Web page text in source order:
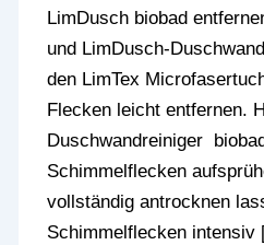
LimDusch biobad
und LimDusch-
den LimTex
Flecken leicht entfernen.
Duschwandreiniger
Schimmelflecken
vollständig antrocknen
Schimmelflecken